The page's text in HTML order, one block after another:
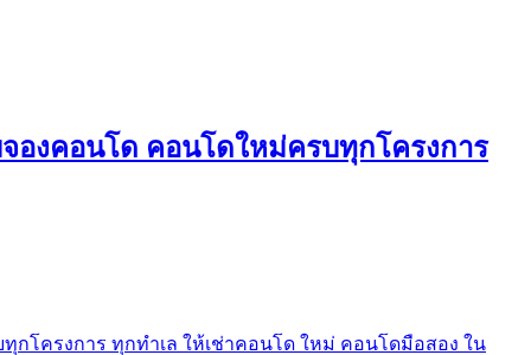
องคอนโด คอนโดใหม่ครบทุกโครงการ
โครงการ ทุกทำเล ให้เช่าคอนโด ใหม่ คอนโดมือสอง ใน